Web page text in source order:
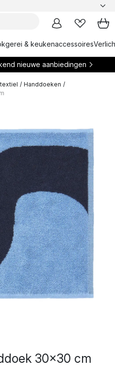
& keukenaccessoires
nieuwe aanbiedingen
/ Handdoeken /
30x30 cm